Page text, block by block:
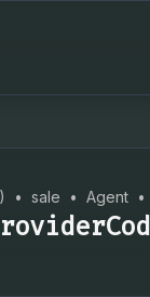
• sale • Agent •